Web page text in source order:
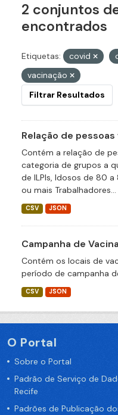
2 conjuntos
encontrados
Etiquetas: covid
vacinação
Filtrar Resultados
Relação de
Contém a relação de
categoria de grupos a
de ILPIs, Idosos de 80
ou mais Trabalhadores...
CSV JSON
Campanha de
Contém os locais de
período de campanha
CSV JSON
O Portal
Sobre o Portal
Padrão de Serviço de
Recife
Padrões de Publicação